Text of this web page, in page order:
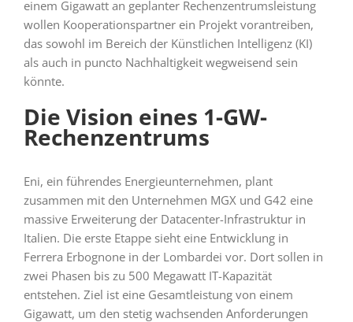
einem Gigawatt an geplanter Rechenzentrumsleistung
wollen Kooperationspartner ein Projekt vorantreiben,
das sowohl im Bereich der Künstlichen Intelligenz (KI)
als auch in puncto Nachhaltigkeit wegweisend sein
könnte.
Die Vision eines 1-GW-
Rechenzentrums
Eni, ein führendes Energieunternehmen, plant
zusammen mit den Unternehmen MGX und G42 eine
massive Erweiterung der Datacenter-Infrastruktur in
Italien. Die erste Etappe sieht eine Entwicklung in
Ferrera Erbognone in der Lombardei vor. Dort sollen in
zwei Phasen bis zu 500 Megawatt IT-Kapazität
entstehen. Ziel ist eine Gesamtleistung von einem
Gigawatt, um den stetig wachsenden Anforderungen